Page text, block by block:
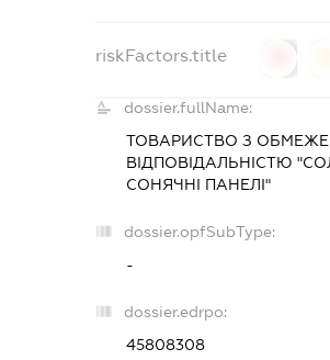
riskFactors.title
dossier.fullName:
ТОВАРИСТВО З
ВІДПОВІДАЛЬНІСТЮ
СОНЯЧНІ ПАНЕЛІ"
dossier.opfSubType:
-
dossier.edrpo:
45808308